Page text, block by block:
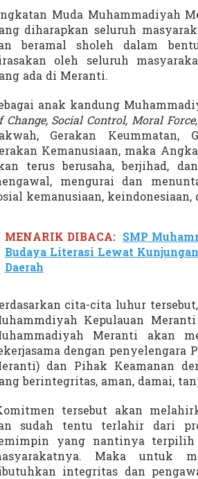
Muda Muhammadiyah
diharapkan seluruh
beramal sholeh dalam
oleh seluruh
ada di Meranti.
anak kandung
Change, Social Control, Moral Force,
Gerakan Keummatan,
Kemanusiaan, maka
terus berusaha, berjihad,
mengurai dan
kemanusiaan, keindonesiaan,
MENARIK DIBACA: SMP
Budaya Literasi Lewat
Daerah
cita-cita luhur
Kepulauan
Meranti akan
dengan penyelengara
dan Pihak Keamanan
berintegritas, aman, damai,
tersebut akan
sudah tentu terlahir dari
yang nantinya terpilih
Maka untuk
integritas dan